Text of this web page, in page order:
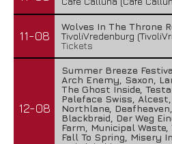
11-08
Wolves In The Throne
TivoliVredenburg
Tickets
12-08
Summer Breeze
Arch Enemy, Saxon,
The Ghost Inside,
Paleface Swiss,
Northlane,
Blackbraid, Der Weg
Farm, Municipal
Fall To Spring, Misery